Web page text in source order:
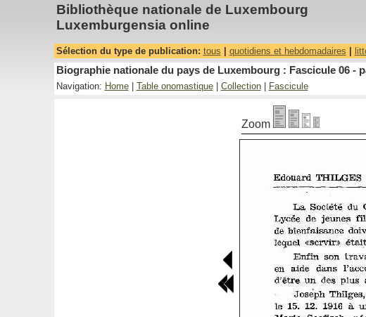
Bibliothèque nationale de Luxembourg
Luxemburgensia online
Sélection du type de publication: tous quotidiens et hebdomadaires
Biographie nationale du pays de Luxembourg : Fascicule 06 -
Navigation: Home| Table onomastique| Collection| Fascicule
Zoom